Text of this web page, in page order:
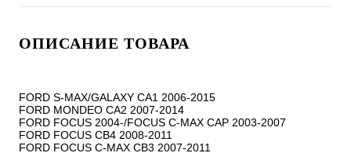
ОПИСАНИЕ ТОВАРА
FORD S-MAX/GALAXY CA1 2006-2015
FORD MONDEO CA2 2007-2014
FORD FOCUS 2004-/FOCUS C-MAX CAP 2003-2007
FORD FOCUS CB4 2008-2011
FORD FOCUS C-MAX CB3 2007-2011